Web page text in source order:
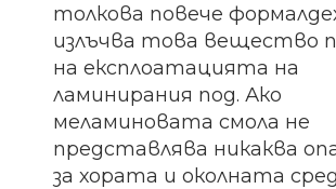
толкова повече
излъчва това вещество
на експлоатацията на
ламинирания под. Ако
меламиновата смола не
представлява никаква
за хората и околната